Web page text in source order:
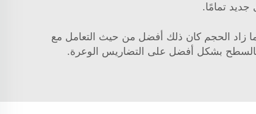
العادية، وكلما زاد الحجم كان ذلك أفضل من حيث التعامل مع
بالسطح بشكل أفضل على التضاريس الوعرة.